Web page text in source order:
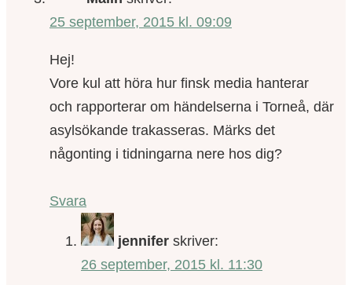
25 september, 2015 kl. 09:09
Hej!
Vore kul att höra hur finsk media hanterar
och rapporterar om händelserna i Torneå, där
asylsökande trakasseras. Märks det
någonting i tidningarna nere hos dig?
Svara
jennifer skriver:
26 september, 2015 kl. 11:30